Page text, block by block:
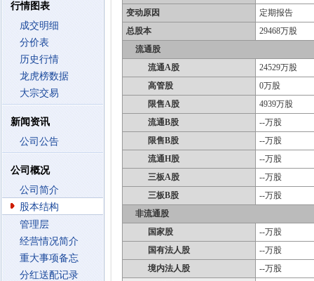
行情图表
成交明细
分价表
历史行情
龙虎榜数据
大宗交易
新闻资讯
公司公告
公司概况
公司简介
股本结构
管理层
经营情况简介
重大事项备忘
分红送配记录
变动原因
定期报告
总股本
29468万股
流通股
流通A股
24529万股
高管股
0万股
限售A股
4939万股
流通B股
--万股
限售B股
--万股
流通H股
--万股
三板A股
--万股
三板B股
--万股
非流通股
国家股
--万股
国有法人股
--万股
境内法人股
--万股